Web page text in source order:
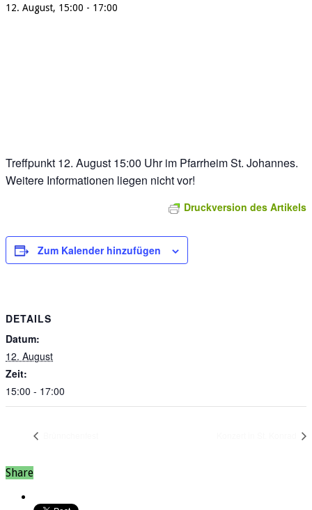
12. August, 15:00 - 17:00
Treffpunkt 12. August 15:00 Uhr im Pfarrheim St. Johannes.
Weitere Informationen liegen nicht vor!
Druckversion des Artikels
Zum Kalender hinzufügen
DETAILS
Datum:
12. August
Zeit:
15:00 - 17:00
Share